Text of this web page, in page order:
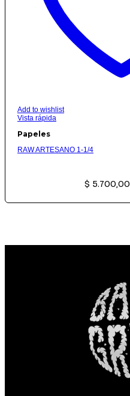
Add to wishlist
Vista rápida
Papeles
RAW ARTESANO 1-1/4
$ 5.700,00